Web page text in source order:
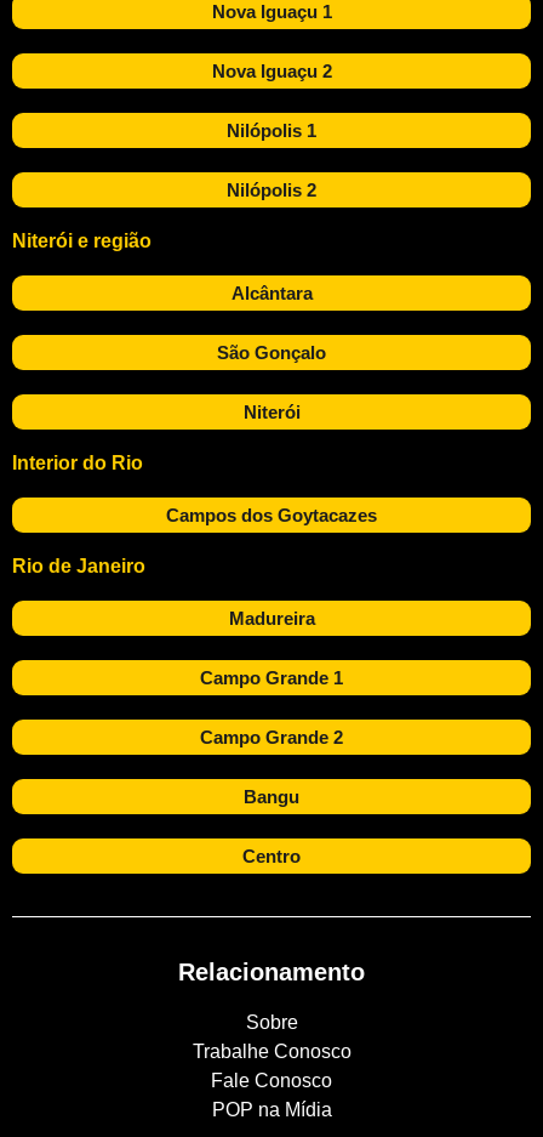
Nova Iguaçu 1
Nova Iguaçu 2
Nilópolis 1
Nilópolis 2
Niterói e região
Alcântara
São Gonçalo
Niterói
Interior do Rio
Campos dos Goytacazes
Rio de Janeiro
Madureira
Campo Grande 1
Campo Grande 2
Bangu
Centro
Relacionamento
Sobre
Trabalhe Conosco
Fale Conosco
POP na Mídia